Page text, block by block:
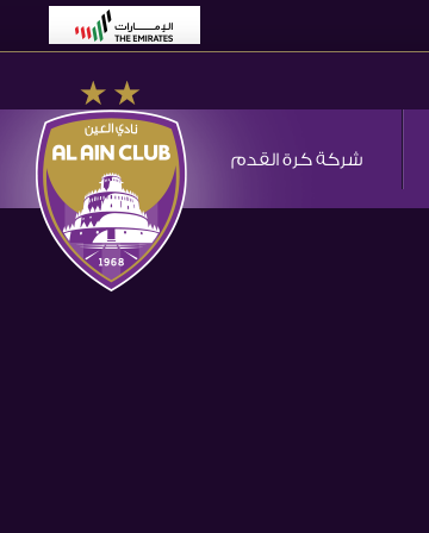
شركة كرة القدم